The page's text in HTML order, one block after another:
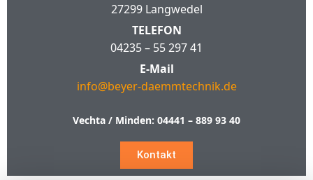
27299 Langwedel
TELEFON
04235 – 55 297 41
E-Mail
info@beyer-daemmtechnik.de
Vechta / Minden: 04441 – 889 93 40
Kontakt